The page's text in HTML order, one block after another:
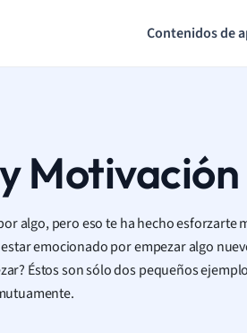
Contenidos de
Motivación
algo, pero eso te ha hecho esforzarte
emocionado por empezar algo
Éstos son sólo dos pequeños